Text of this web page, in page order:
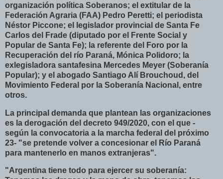
organización política Soberanos; el extitular de la
Federación Agraria (FAA) Pedro Peretti; el periodista
Néstor Piccone; el legislador provincial de Santa Fe
Carlos del Frade (diputado por el Frente Social y
Popular de Santa Fe); la referente del Foro por la
Recuperación del río Paraná, Mónica Polidoro; la
exlegisladora santafesina Mercedes Meyer (Soberanía
Popular); y el abogado Santiago Alí Brouchoud, del
Movimiento Federal por la Soberanía Nacional, entre
otros.
La principal demanda que plantean las organizaciones
es la derogación del decreto 949/2020, con el que -
según la convocatoria a la marcha federal del próximo
23- "se pretende volver a concesionar el Río Paraná
para mantenerlo en manos extranjeras".
"Argentina tiene todo para ejercer su soberanía: